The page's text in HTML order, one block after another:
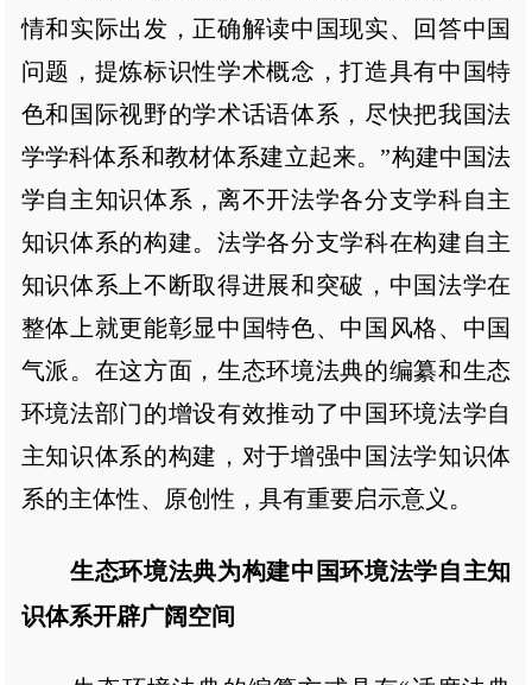
情和实际出发，正确解读中国现实、回答中国
问题，提炼标识性学术概念，打造具有中国特
色和国际视野的学术话语体系，尽快把我国法
学学科体系和教材体系建立起来。”构建中国法
学自主知识体系，离不开法学各分支学科自主
知识体系的构建。法学各分支学科在构建自主
知识体系上不断取得进展和突破，中国法学在
整体上就更能彰显中国特色、中国风格、中国
气派。在这方面，生态环境法典的编纂和生态
环境法部门的增设有效推动了中国环境法学自
主知识体系的构建，对于增强中国法学知识体
系的主体性、原创性，具有重要启示意义。
生态环境法典为构建中国环境法学自主知
识体系开辟广阔空间